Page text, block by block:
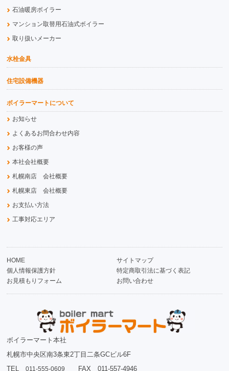
石油暖房ボイラー
マンション取替用石油式ボイラー
取り扱いメーカー
水栓金具
住宅設備機器
ボイラーマートについて
お知らせ
よくあるお問合わせ内容
お客様の声
本社会社概要
札幌南店 会社概要
札幌東店 会社概要
お支払い方法
工事対応エリア
HOME
サイトマップ
個人情報保護方針
特定商取引法に基づく表記
お見積もりフォーム
お問い合わせ
ボイラーマート本社
札幌市中央区南3条東2丁目二条GCビル6F
TEL011-555-0609 FAX 011-557-4946